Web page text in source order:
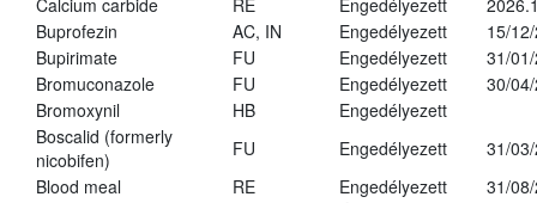
Calcium carbide
RE Engedélyezett
Buprofezin
AC, IN Engedélyezett
15/
Bupirimate
FU Engedélyezett
31/
Bromuconazole
FU Engedélyezett
30/
Bromoxynil
HB
Engedélyezett
Boscalid (formerly
nicobifen)
FU Engedélyezett
31/
Blood meal
RE Engedélyezett
31/